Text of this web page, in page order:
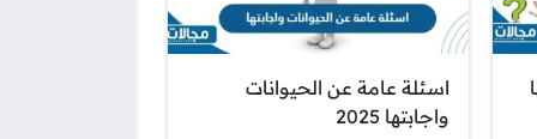
اسئلة عامة عن الحيوانات
واجابتها 2025